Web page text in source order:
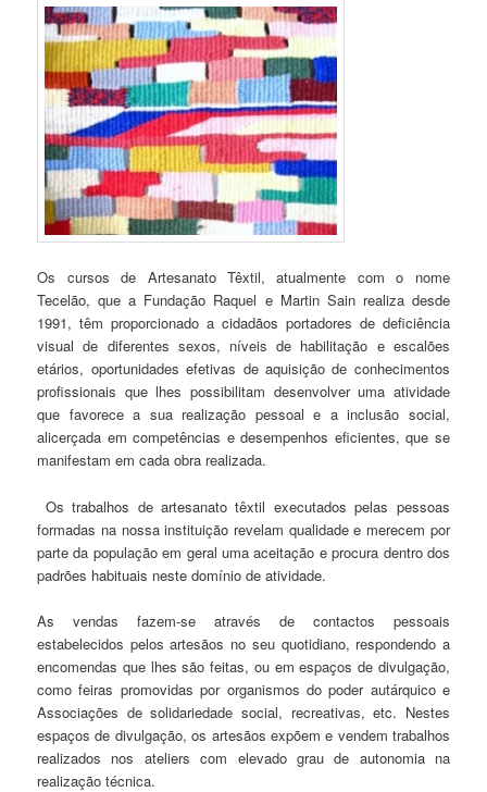
Os cursos de Artesanato Têxtil, atualmente com o nome
Tecelão, que a Fundação Raquel e Martin Sain realiza desde
1991, têm proporcionado a cidadãos portadores de deficiência
visual de diferentes sexos, níveis de habilitação e escalões
etários, oportunidades efetivas de aquisição de conhecimentos
profissionais que lhes possibilitam desenvolver uma atividade
que favorece a sua realização pessoal e a inclusão social,
alicerçada em competências e desempenhos eficientes, que se
manifestam em cada obra realizada.
Os trabalhos de artesanato têxtil executados pelas pessoas
formadas na nossa instituição revelam qualidade e merecem por
parte da população em geral uma aceitação e procura dentro dos
padrões habituais neste domínio de atividade.
As vendas fazem-se através de contactos pessoais
estabelecidos pelos artesãos no seu quotidiano, respondendo a
encomendas que lhes são feitas, ou em espaços de divulgação,
como feiras promovidas por organismos do poder autárquico e
Associações de solidariedade social, recreativas, etc. Nestes
espaços de divulgação, os artesãos expõem e vendem trabalhos
realizados nos ateliers com elevado grau de autonomia na
realização técnica.